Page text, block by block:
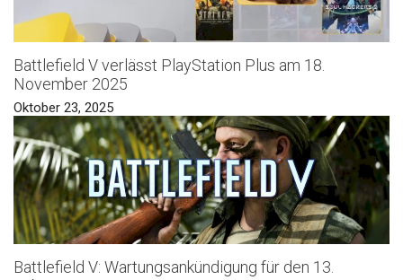
Battlefield V verlässt PlayStation Plus am 18.
November 2025
Oktober 23, 2025
Battlefield V: Wartungsankündigung für den 13.